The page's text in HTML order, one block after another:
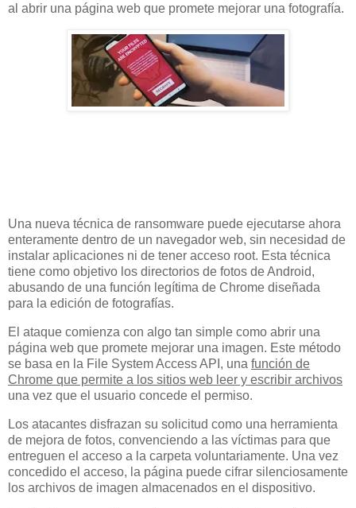
al abrir una página web que promete mejorar una fotografía.
Una nueva técnica de ransomware puede ejecutarse ahora
enteramente dentro de un navegador web, sin necesidad de
instalar aplicaciones ni de tener acceso root. Esta técnica
tiene como objetivo los directorios de fotos de Android,
abusando de una función legítima de Chrome diseñada
para la edición de fotografías.
El ataque comienza con algo tan simple como abrir una
página web que promete mejorar una imagen. Este método
se basa en la File System Access API, una función de
Chrome que permite a los sitios web leer y escribir archivos
una vez que el usuario concede el permiso.
Los atacantes disfrazan su solicitud como una herramienta
de mejora de fotos, convenciendo a las víctimas para que
entreguen el acceso a la carpeta voluntariamente. Una vez
concedido el acceso, la página puede cifrar silenciosamente
los archivos de imagen almacenados en el dispositivo.